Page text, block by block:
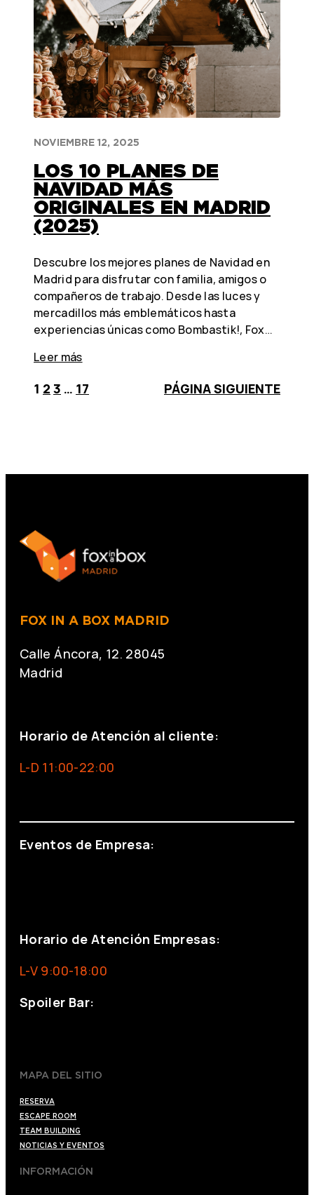
NOVIEMBRE 12, 2025
LOS 10 PLANES DE
NAVIDAD MÁS
ORIGINALES EN MADRID
(2025)
Descubre los mejores planes de Navidad en
Madrid para disfrutar con familia, amigos o
compañeros de trabajo. Desde las luces y
mercadillos más emblemáticos hasta
experiencias únicas como Bombastik!, Fox…
Leer más
1 2 3 … 17 PÁGINA SIGUIENTE
FOX IN A BOX MADRID
Calle Áncora, 12. 28045
Madrid
Horario de Atención al cliente:
L-D 11:00-22:00
Eventos de Empresa:
Horario de Atención Empresas:
L-V 9:00-18:00
Spoiler Bar:
MAPA DEL SITIO
RESERVA
ESCAPE ROOM
TEAM BUILDING
NOTICIAS Y EVENTOS
INFORMACIÓN